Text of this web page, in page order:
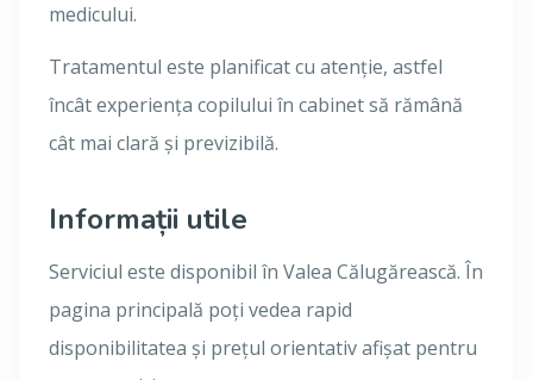
medicului.
Tratamentul este planificat cu atenție, astfel
încât experiența copilului în cabinet să rămână
cât mai clară și previzibilă.
Informații utile
Serviciul este disponibil în Valea Călugărească. În
pagina principală poți vedea rapid
disponibilitatea și prețul orientativ afișat pentru